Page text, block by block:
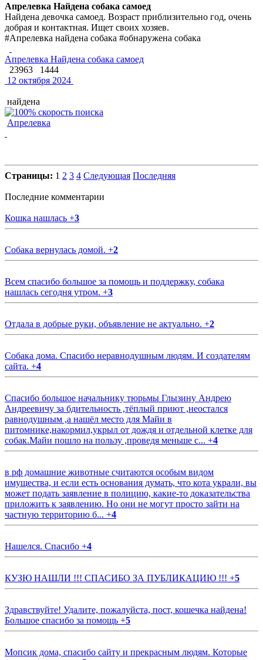
Апрелевка Найдена собака самоед
Найдена девочка самоед. Возраст приблизительно год, очень
добрая и контактная. Ищет своих хозяев.
#Апрелевка найдена собака #обнаружена собака
Апрелевка Найдена собака самоед
23963
1444
12 октября 2024
найдена
Апрелевка
Страницы: 1 2 3 4 Следующая Последняя
Последние комментарии
Кошка нашлась +3
Собака вернулась домой. +2
Всем спасибо большое за помощь и поддержку, собака
нашлась сегодня утром. +3
Отдала в добрые руки, объявление не актуально. +2
Собака дома. Спасибо неравнодушным людям. И создателям
сайта. +4
Спасибо большое начальнику тюрьмы Глызину Андрею
Андреевичу за бдительность ,тёплый приют ,неостался
равнодушным ,а нашёл место для Майи в
питомнике,накормил,укрыл от дождя и отдельной клетке для
собак.Майи пошло на пользу ,проведя меньше с... +4
в рф домашние животные считаются особым видом
имущества, и если есть основания думать, что кота украли, вы
может подать заявление в полицию, какие-то доказательства
приложить к заявлению. Но они не могут просто зайти на
частную территорию б... +4
Нашелся. Спасибо +4
КУЗЮ НАШЛИ !!! СПАСИБО ЗА ПУБЛИКАЦИЮ !!! +5
Здравствуйте! Удалите, пожалуйста, пост, кошечка найдена!
Большое спасибо за помощь +5
Мопсик дома, спасибо сайту и прекрасным людям. Которые